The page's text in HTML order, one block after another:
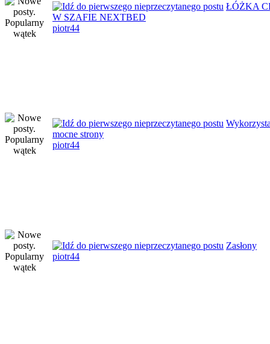
ŁÓŻKA
W SZAFIE NEXTBED
piotr44
mocne strony
piotr44
Zasłony
piotr44